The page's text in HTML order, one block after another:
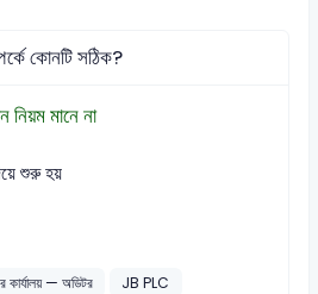
কোনটি সঠিক?
নিয়ম মানে না
শুরু হয়
কার্যালয় — অডিটর
JB PLC